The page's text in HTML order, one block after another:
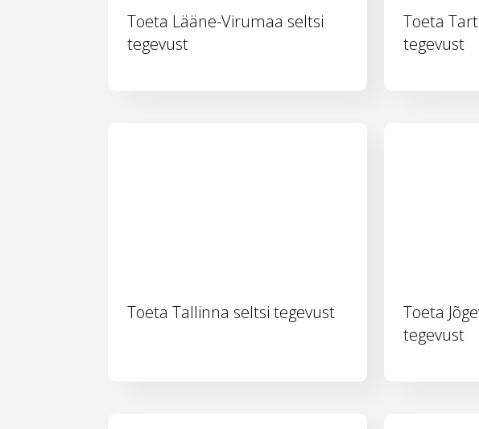
Toeta Lääne-Virumaa seltsi
tegevust
Toeta
tegevust
Toeta Tallinna seltsi tegevust
Toeta
tegevust